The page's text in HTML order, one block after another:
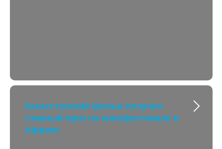
Казахстанский фильм получил
главный приз на кинофестивале в
Африке